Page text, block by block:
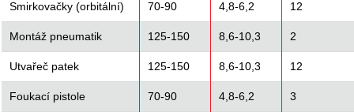
Smirkovačky (orbitální) 70-90 4,8-6,2 12
Montáž pneumatik 125-150 8,6-10,3 2
Utvařeč patek 125-150 8,6-10,3 12
Foukací pistole 70-90 4,8-6,2 3